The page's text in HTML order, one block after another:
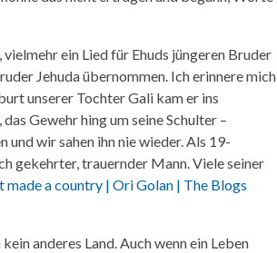
ein Lied für Ehuds jüngeren Bruder
Jehuda übernommen. Ich erinnere mich
unserer Tochter Gali kam er ins
Gewehr hing um seine Schulter –
wir sahen ihn nie wieder. Als 19-
gekehrter, trauernder Mann. Viele seiner
made a country | Ori Golan | The Blogs
anderes Land. Auch wenn ein Leben